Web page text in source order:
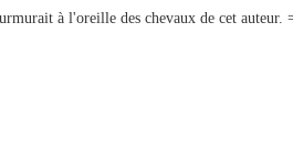
à l'oreille des chevaux de cet auteur.